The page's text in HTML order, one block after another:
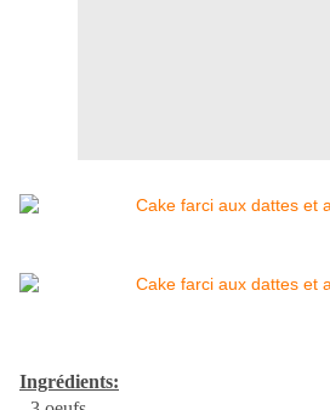
Ingrédients: